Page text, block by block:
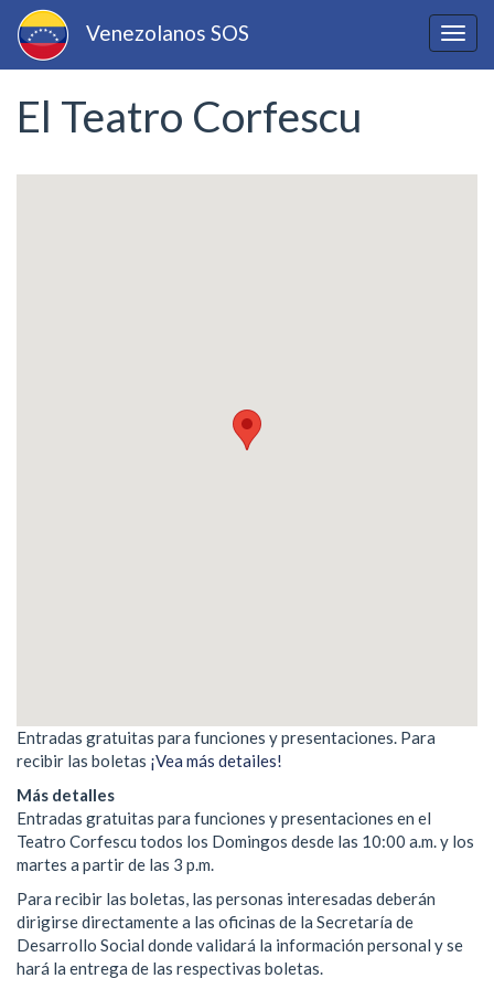
Pasar
contenido
Venezolanos SOS
El Teatro Corfescu
Entradas gratuitas para funciones y presentaciones. Para
recibir las boletas ¡Vea más detailes!
Más detalles
Entradas gratuitas para funciones y presentaciones en el
Teatro Corfescu todos los Domingos desde las 10:00 a.m. y los
martes a partir de las 3 p.m.
Para recibir las boletas, las personas interesadas deberán
dirigirse directamente a las oficinas de la Secretaría de
Desarrollo Social donde validará la información personal y se
hará la entrega de las respectivas boletas.